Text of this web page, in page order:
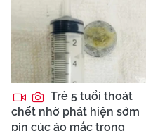
Trẻ 5 tuổi thoát
chết nhờ phát hiện sớm
pin cúc áo mắc trong